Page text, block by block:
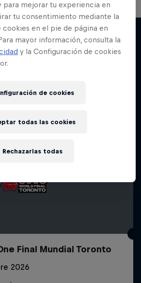
similares
Final Mundial Toronto
2026
para mejorar tu experiencia en
tu consentimiento mediante la
en el pie de página en
mayor información, consulta la
y la Configuración de cookies
de cookies
Rechazarlas todas
todas las cookies